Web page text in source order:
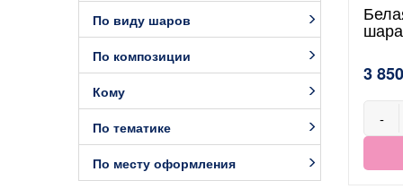
По виду шаров
По композиции
Кому
По тематике
По месту оформления
3
-